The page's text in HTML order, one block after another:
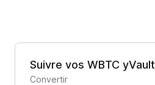
Suivre vos WBTC yVault
Convertir